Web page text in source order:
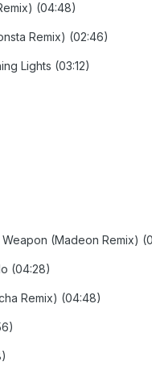
(04:48)
Remix) (02:46)
Lights (03:12)
(Madeon Remix)
(04:28)
Remix) (04:48)